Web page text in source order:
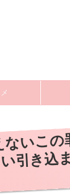
いこ
引き込